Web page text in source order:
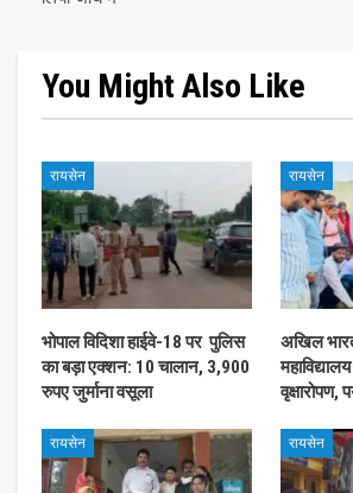
You Might Also Like
रायसेन
भोपाल विदिशा हाईवे-18 पर पुलिस
का बड़ा एक्शन: 10 चालान, 3,900
रुपए जुर्माना वसूला
रायसेन
अखिल
वृक्षारोपण,
रायसेन रायसेन